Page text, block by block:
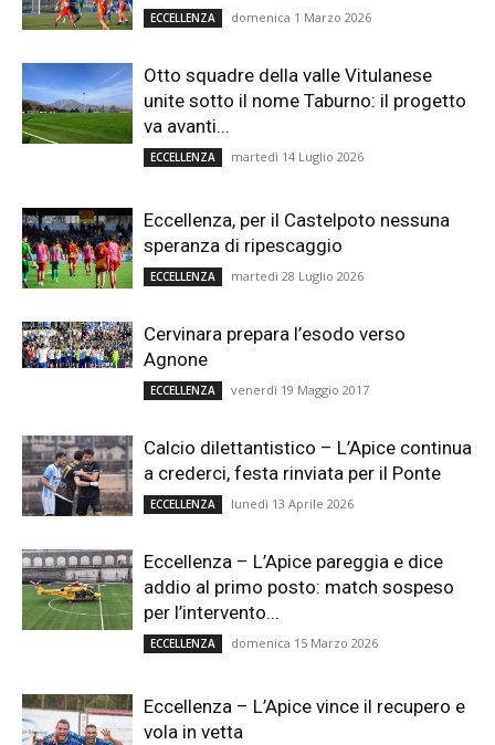
ECCELLENZA domenica 1 Marzo 2026
Otto squadre della valle Vitulanese
unite sotto il nome Taburno: il progetto
va avanti...
ECCELLENZA martedì 14 Luglio 2026
Eccellenza, per il Castelpoto nessuna
speranza di ripescaggio
ECCELLENZA martedì 28 Luglio 2026
Cervinara prepara l’esodo verso
Agnone
ECCELLENZA venerdì 19 Maggio 2017
Calcio dilettantistico – L’Apice continua
a crederci, festa rinviata per il Ponte
ECCELLENZA lunedì 13 Aprile 2026
Eccellenza – L’Apice pareggia e dice
addio al primo posto: match sospeso
per l’intervento...
ECCELLENZA domenica 15 Marzo 2026
Eccellenza – L’Apice vince il recupero e
vola in vetta